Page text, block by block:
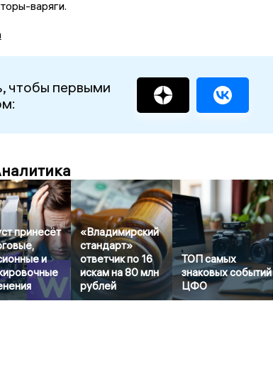
варяги.
чтобы первыми
принесёт
и
«Владимирский
стандарт»
ответчик по 16
искам на 80 млн
рублей
ТОП самых
знаковых событий
ЦФО